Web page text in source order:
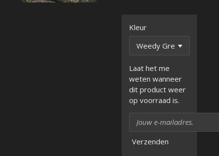
Kleur
Laat het me
weten wanneer
dit product weer
op voorraad is.
Verzenden